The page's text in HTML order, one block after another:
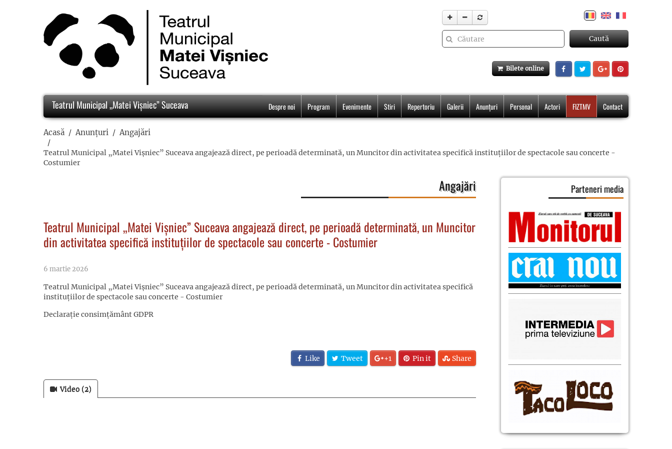
Caută
Bilete online
Teatrul Municipal „Matei Vișniec” Suceava Despre noi Program Evenimente Stiri Repertoriu Galerii Anunțuri Personal Actori FIZTMV Contact
Acasă Anunțuri Angajări
Teatrul Municipal „Matei Vișniec” Suceava angajează direct, pe perioadă determinată, un Muncitor din activitatea specifică instituțiilor de spectacole sau concerte -
Costumier
Angajări
Teatrul Municipal „Matei Vișniec” Suceava angajează direct, pe perioadă determinată, un Muncitor
din activitatea specifică instituțiilor de spectacole sau concerte - Costumier
6 martie 2026
Teatrul Municipal „Matei Vișniec” Suceava angajează direct, pe perioadă determinată, un Muncitor din activitatea specifică
instituțiilor de spectacole sau concerte - Costumier
Declarație consimțământ GDPR
Like Tweet +1 Pin it Share
Video (2)
Parteneri media